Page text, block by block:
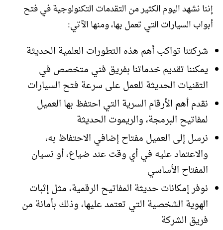
إننا نشهد اليوم الكثير من التقدمات التكنولوجية في فتح
أبواب السيارات التي تعمل بها، ومنها الآتي:
شركتنا تواكب أهم هذه التطورات العلمية الحديثة
يمكننا تقديم خدماتنا بفريق فني متخصص في
التقنيات الحديثة للعمل على سرعة فتح السيارات
نقدم أهم الأرقام السرية التي احتفظ بها العميل
لمفاتيح البرمجة، والريموت الحديثة
نرسل إلى العميل مفتاح إضافي الاحتفاظ به،
والاعتماد عليه في أي وقت عند ضياع، أو نسيان
المفتاح الأساسي
نوفر إمكانات حديثة المفاتيح الرقمية، مثل إثبات
الهوية الشخصية التي تعتمد عليها، وذلك بأمانة من
فريق الشركة